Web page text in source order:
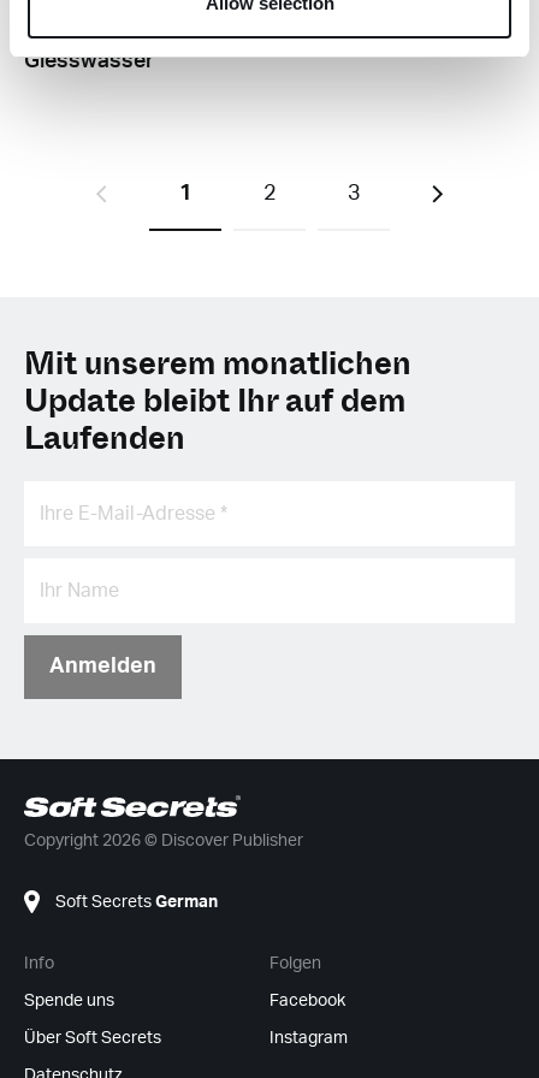
Chlor im
Giesswasser
1 2 3
Mit unserem monatlichen
Update bleibt Ihr auf dem
Laufenden
Anmelden
Copyright 2026 © Discover Publisher
Soft Secrets German
Info
Spende uns
Über Soft Secrets
Folgen
Facebook
Instagram